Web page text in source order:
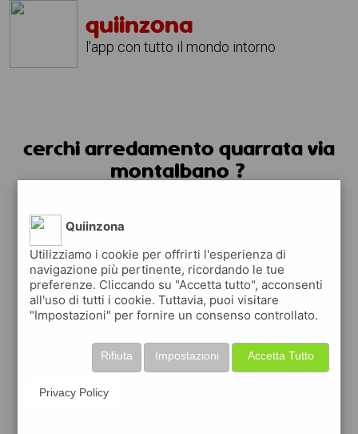
quiinzona
l'app con tutto il mondo intorno
cerchi arredamento quarrata via
montalbano ?
Quiinzona
Utilizziamo i cookie per offrirti l'esperienza di
navigazione più pertinente, ricordando le tue
preferenze. Cliccando su "Accetta tutto", acconsenti
all'uso di tutti i cookie. Tuttavia, puoi visitare
"Impostazioni" per fornire un consenso controllato.
Accetta Tutto
Impostazioni
Rifiuta
Privacy Policy